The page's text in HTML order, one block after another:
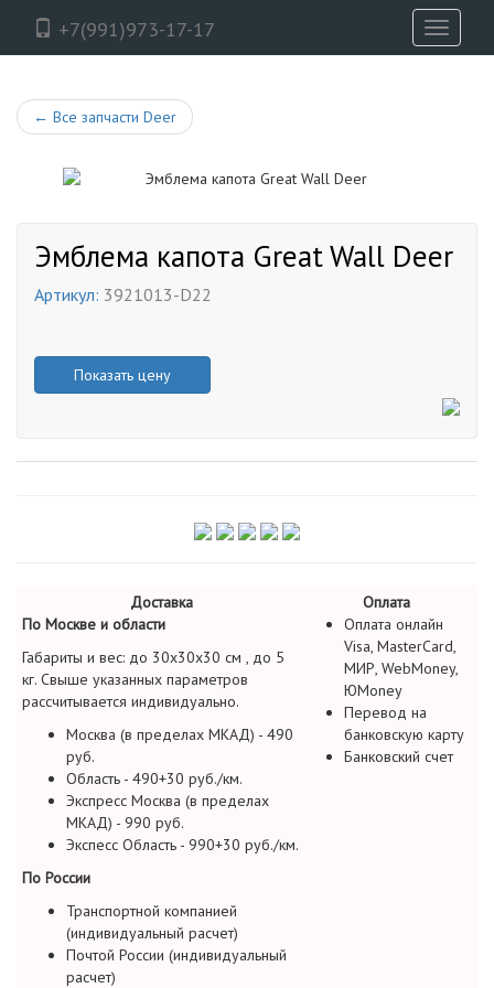
+7(991)973-17-17
Toggle
← Все запчасти Deer
Эмблема капота Great Wall Deer
Артикул: 3921013-D22
Показать цену
Доставка
Оплата
По Москве и области
Габариты и вес: до 30х30х30 см , до 5
кг. Свыше указанных параметров
рассчитывается индивидуально.
Москва (в пределах МКАД) - 490
руб.
Область - 490+30 руб./км.
Экспресс Москва (в пределах
МКАД) - 990 руб.
Экспесс Область - 990+30 руб./км.
По России
Транспортной компанией
(индивидуальный расчет)
Почтой России (индивидуальный
расчет)
Оплата онлайн
Visa, MasterCard,
МИР, WebMoney,
ЮMoney
Перевод на
банковскую карту
Банковский счет